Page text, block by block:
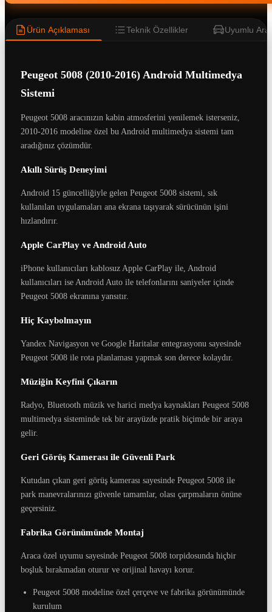
Ürün Açıklaması Teknik Özellikler Uyumlu
Peugeot 5008 (2010-2016) Android Multimedya
Sistemi
Peugeot 5008 aracınızın kabin atmosferini yenilemek isterseniz,
2010-2016 modeline özel bu Android multimedya sistemi tam
aradığınız çözümdür.
Akıllı Sürüş Deneyimi
Android 15 güncelliğiyle gelen Peugeot 5008 sistemi, sık
kullanılan uygulamaları ana ekrana taşıyarak sürücünün işini
hızlandırır.
Apple CarPlay ve Android Auto
iPhone kullanıcıları kablosuz Apple CarPlay ile, Android
kullanıcıları ise Android Auto ile telefonlarını saniyeler içinde
Peugeot 5008 ekranına yansıtır.
Hiç Kaybolmayın
Yandex Navigasyon ve Google Haritalar entegrasyonu sayesinde
Peugeot 5008 ile rota planlaması yapmak son derece kolaydır.
Müziğin Keyfini Çıkarın
Radyo, Bluetooth müzik ve harici medya kaynakları Peugeot 5008
multimedya sisteminde tek bir arayüzde pratik biçimde bir araya
gelir.
Geri Görüş Kamerası ile Güvenli Park
Kutudan çıkan geri görüş kamerası sayesinde Peugeot 5008 ile
park manevralarınızı güvenle tamamlar, olası çarpmaların önüne
geçersiniz.
Fabrika Görünümünde Montaj
Araca özel uyumu sayesinde Peugeot 5008 torpidosunda hiçbir
boşluk bırakmadan oturur ve orijinal havayı korur.
Peugeot 5008 modeline özel çerçeve ve fabrika görünümünde
kurulum